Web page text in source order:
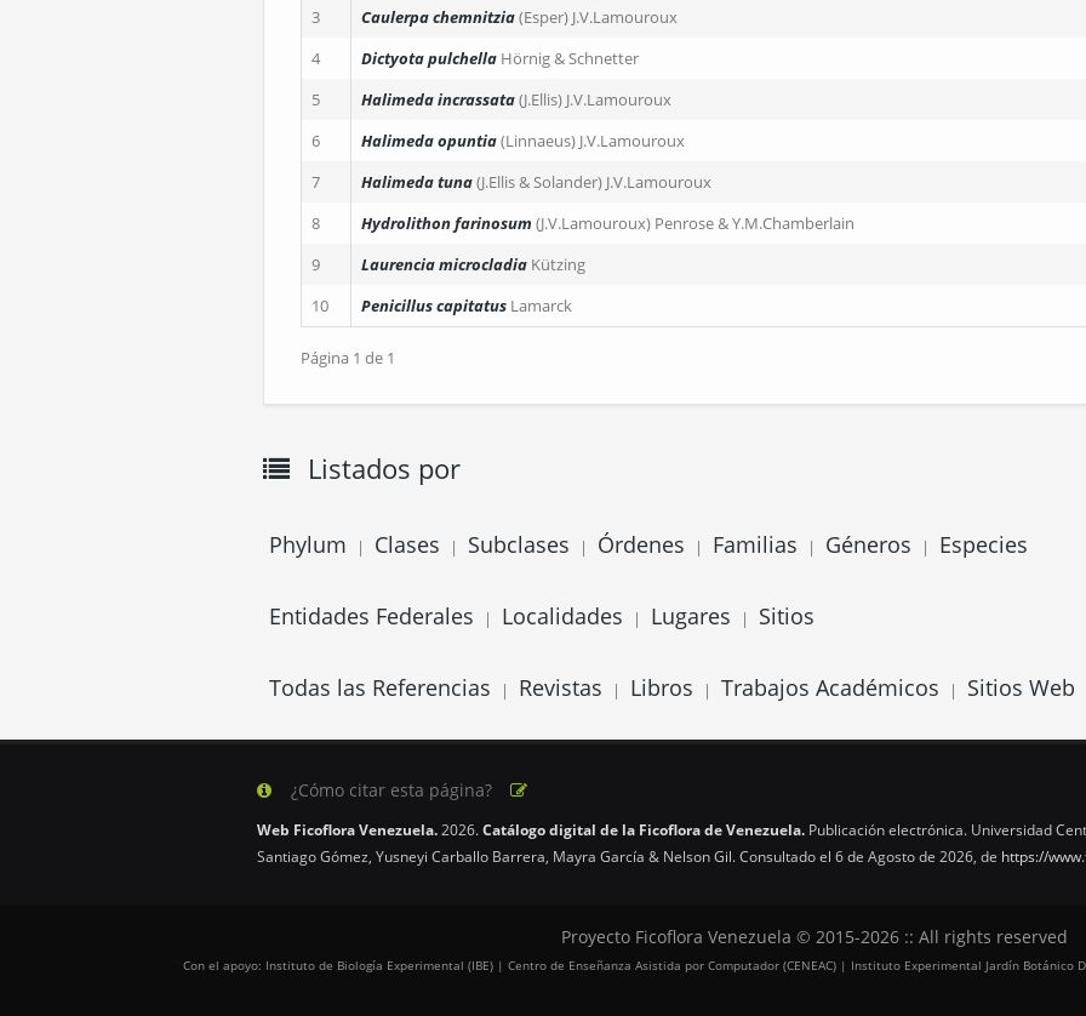
3
Caulerpa chemnitzia(Esper) J.V.Lamouroux
4
Dictyota pulchella Hörnig & Schnetter
5
Halimeda incrassata(J.Ellis) J.V.Lamouroux
6
Halimeda opuntia(Linnaeus) J.V.Lamouroux
7
Halimeda tuna(J.Ellis & Solander) J.V.Lamouroux
8
Hydrolithon farinosum (J.V.Lamouroux) Penrose & Y.M.Chamberlain
9
Laurencia microcladia Kützing
10
Penicillus capitatus Lamarck
Página 1 de 1
Listados por
Phylum | Clases | Subclases | Órdenes | Familias | Géneros | Especies
Entidades Federales | Localidades | Lugares | Sitios
Todas las Referencias | Revistas | Libros | Trabajos Académicos | Sitios Web
¿Cómo citar esta página?
Web Ficoflora Venezuela.2026.Catálogo digital de la Ficoflora de Venezuela. Publicación electrónica. Universidad
Santiago Gómez, Yusneyi Carballo Barrera, Mayra García & Nelson Gil. Consultado el 6 de Agosto de 2026, de https://
Proyecto Ficoflora Venezuela © 2015-2026 :: All rights reserved
Con el apoyo: Instituto de Biología Experimental (IBE) | Centro de Enseñanza Asistida por Computador (CENEAC) | Instituto Experimental Jardín Botánico